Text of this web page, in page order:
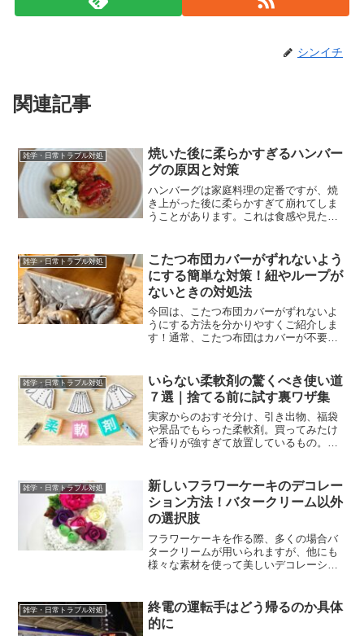
シンイチ
関連記事
雑学・日常トラブル対処
焼いた後に柔らかすぎるハンバー
グの原因と対策
ハンバーグは家庭料理の定番ですが、焼
き上がった後に柔らかすぎて崩れてしま
うことがあります。これは食感や見た目
ーグが柔らかくなりすぎる原因と、その
対処法について詳しく解説...
雑学・日常トラブル対処
こたつ布団カバーがずれないよう
にする簡単な対策！紐やループが
ないときの対処法
今回は、こたつ布団カバーがずれないよ
うにする方法を分かりやすくご紹介しま
す！通常、こたつ布団はカバーが不要で
布団を整え直すのは大変ですね。この問
題を手軽に解決する方法と...
雑学・日常トラブル対処
いらない柔軟剤の驚くべき使い道
７選｜捨てる前に試す裏ワザ集
実家からのおすそ分け、引き出物、福袋
や景品でもらった柔軟剤。買ってみたけ
ど香りが強すぎて放置しているもの。そ
にはちょっと惜しい。そんな柔軟剤が、
暮らしの中で思わぬ形で役...
雑学・日常トラブル対処
新しいフラワーケーキのデコレー
ション方法！バタークリーム以外
の選択肢
フラワーケーキを作る際、多くの場合バ
タークリームが用いられますが、他にも
様々な素材を使って美しいデコレーショ
この記事では、バタークリームを使わな
いフラワーケーキの作り方...
雑学・日常トラブル対処
終電の運転手はどう帰るのか具体
的に